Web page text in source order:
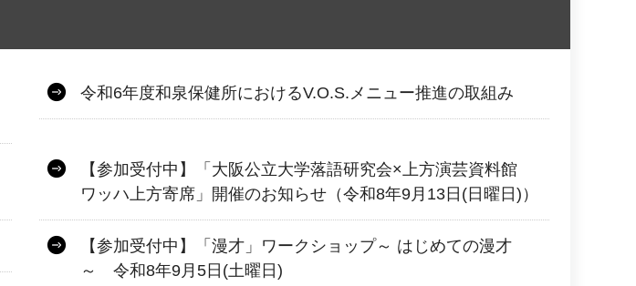
令和6年度和泉保健所におけるV.O.S.メニュー推進の取組み
【参加受付中】「大阪公立大学落語研究会×上方演芸資料館
ワッハ上方寄席」開催のお知らせ（令和8年9月13日(日曜日)）
【参加受付中】「漫才」ワークショップ～ はじめての漫才
～ 令和8年9月5日(土曜日)